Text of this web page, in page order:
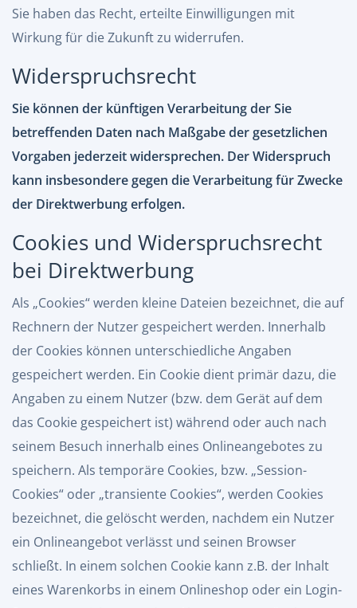
Sie haben das Recht, erteilte Einwilligungen mit
Wirkung für die Zukunft zu widerrufen.
Widerspruchsrecht
Sie können der künftigen Verarbeitung der Sie
betreffenden Daten nach Maßgabe der gesetzlichen
Vorgaben jederzeit widersprechen. Der Widerspruch
kann insbesondere gegen die Verarbeitung für Zwecke
der Direktwerbung erfolgen.
Cookies und Widerspruchsrecht
bei Direktwerbung
Als „Cookies“ werden kleine Dateien bezeichnet, die auf
Rechnern der Nutzer gespeichert werden. Innerhalb
der Cookies können unterschiedliche Angaben
gespeichert werden. Ein Cookie dient primär dazu, die
Angaben zu einem Nutzer (bzw. dem Gerät auf dem
das Cookie gespeichert ist) während oder auch nach
seinem Besuch innerhalb eines Onlineangebotes zu
speichern. Als temporäre Cookies, bzw. „Session-
Cookies“ oder „transiente Cookies“, werden Cookies
bezeichnet, die gelöscht werden, nachdem ein Nutzer
ein Onlineangebot verlässt und seinen Browser
schließt. In einem solchen Cookie kann z.B. der Inhalt
eines Warenkorbs in einem Onlineshop oder ein Login-